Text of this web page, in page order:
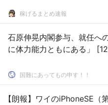
稼げるまとめ速報
石原伸晃内閣参与、就任へ
に体力能力
国難にあってもの申す！！
【朗報】ワイのiPhoneSE（